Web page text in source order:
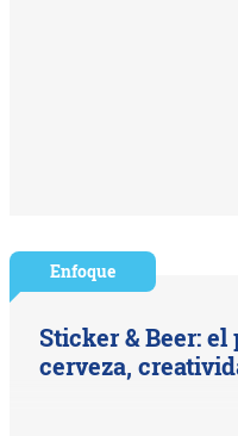
Enfoque
Sticker & Beer:
cerveza,